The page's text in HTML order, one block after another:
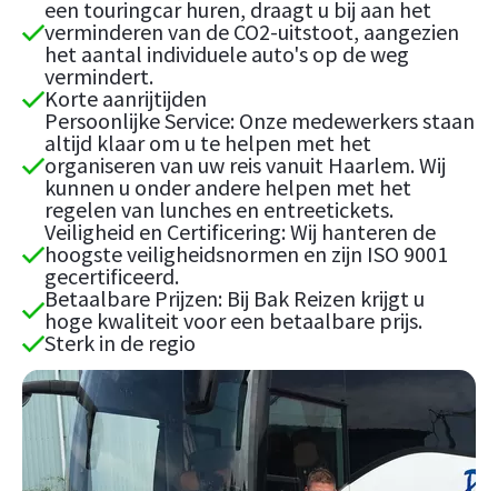
een touringcar huren, draagt u bij aan het
verminderen van de CO2-uitstoot, aangezien
het aantal individuele auto's op de weg
vermindert.
Korte aanrijtijden
Persoonlijke Service: Onze medewerkers staan
altijd klaar om u te helpen met het
organiseren van uw reis vanuit Haarlem. Wij
kunnen u onder andere helpen met het
regelen van lunches en entreetickets.
Veiligheid en Certificering: Wij hanteren de
hoogste veiligheidsnormen en zijn ISO 9001
gecertificeerd.
Betaalbare Prijzen: Bij Bak Reizen krijgt u
hoge kwaliteit voor een betaalbare prijs.
Sterk in de regio